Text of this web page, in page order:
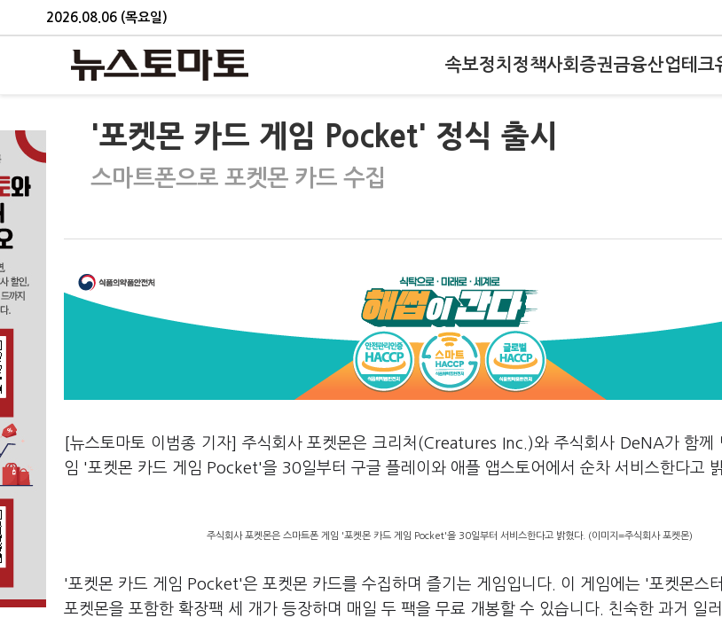
2026.08.06 (목요일)
속보정치 정책사회 증권금융산업테크
'포켓몬 카드 게임 Pocket' 정식 출시
스마트폰으로 포켓몬 카드 수집
[뉴스토마토 이범종 기자] 주식회사 포켓몬은 크리처(Creatures Inc.)와 주식회사 DeNA가 함께
임 '포켓몬 카드 게임 Pocket'을 30일부터 구글 플레이와 애플 앱스토어에서 순차 서비스한다고
주식회사 포켓몬은 스마트폰 게임 '포켓몬 카드 게임 Pocket'을 30일부터 서비스한다고 밝혔다. (이미지=주식회사 포켓몬)
'포켓몬 카드 게임 Pocket'은 포켓몬 카드를 수집하며 즐기는 게임입니다. 이 게임에는 '포켓몬스
포켓몬을 포함한 확장팩 세 개가 등장하며 매일 두 팩을 무료 개봉할 수 있습니다. 친숙한 과거 일